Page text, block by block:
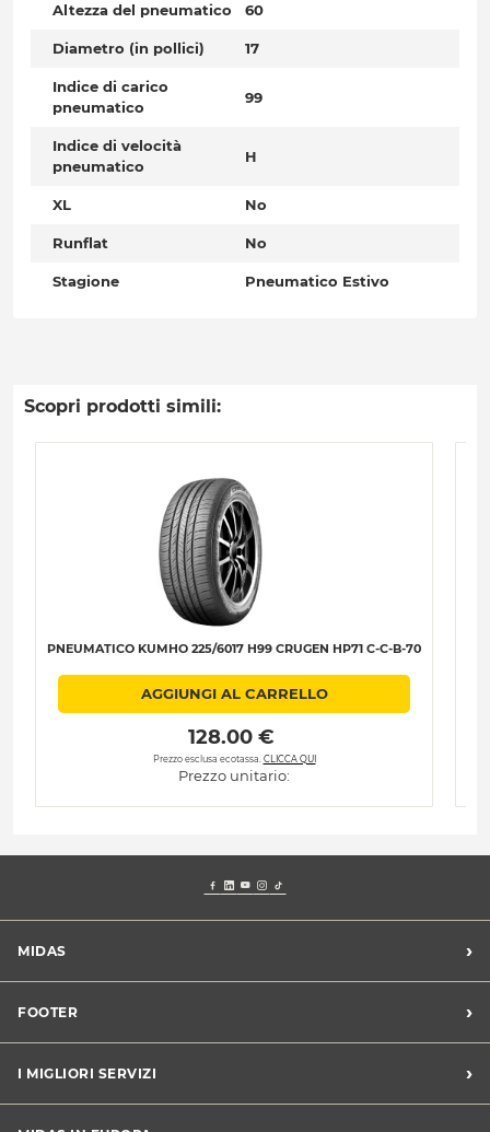
Altezza del pneumatico 60
Diametro (in pollici) 17
Indice di carico
pneumatico
99
Indice di velocità
pneumatico
H
XL No
Runflat No
Stagione Pneumatico Estivo
Scopri prodotti simili:
PNEUMATICO KUMHO 225/6017 H99 CRUGEN HP71 C-C-B-70
AGGIUNGI AL CARRELLO
128.00 €
Prezzo esclusa ecotassa. CLICCA QUI
Prezzo unitario:
MIDAS ›
Blog dell'automobilista
Lavora con noi
Chi siamo
FOOTER ›
Apri un centro in franchising
CONDIZIONI PROMOZIONI
I MIGLIORI SERVIZI ›